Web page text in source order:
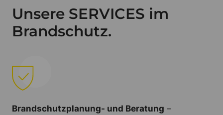
Unsere SERVICES im
Brandschutz.
Brandschutzplanung- und Beratung –